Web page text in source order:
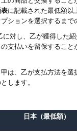
に記載された最低額
ョンを選択するまで
対し、乙が獲得した
支払いを留保するこ
は、乙が支払方法を
します。
日本（最低額）